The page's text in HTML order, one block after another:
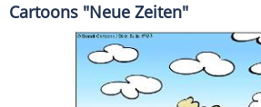
Cartoons "Neue Zeiten"